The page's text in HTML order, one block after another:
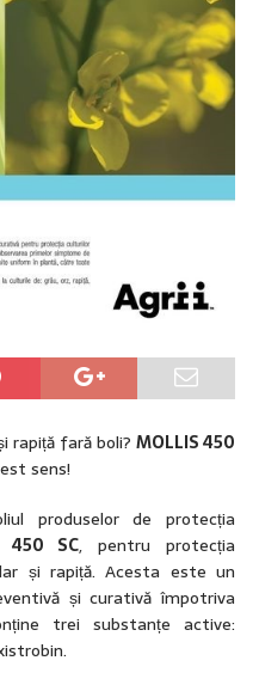
rapiță fară boli? MOLLIS 450
sens!
produselor de protecția
450 SC, pentru protecția
și rapiță. Acesta este un
și curativă împotriva
trei substanțe active: